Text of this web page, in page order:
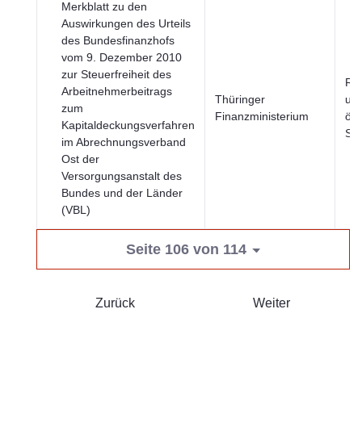
Merkblatt zu den
Auswirkungen des Urteils
des Bundesfinanzhofs
vom 9. Dezember 2010
zur Steuerfreiheit des
Arbeitnehmerbeitrags
zum
Kapitaldeckungsverfahren
im Abrechnungsverband
Ost der
Versorgungsanstalt des
Bundes und der Länder
(VBL)
Thüringer
Finanzministerium
Seite 106 von 114
Zurück Weiter